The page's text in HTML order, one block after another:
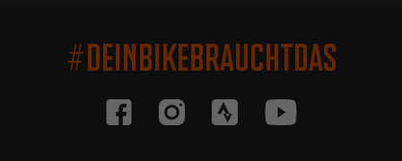
#DEINBIKEBRAUCHTDAS